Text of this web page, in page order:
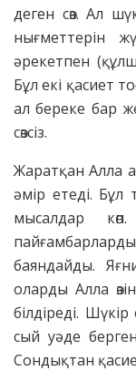
деген сөз. Ал
нығметтерін
әрекетпен
Бұл екі қасиет
ал береке бар
сөзсіз.
Жаратқан Алла
әмір етеді. Бұл
мысалдар
баяндайды.
оларды Алла
білдіреді.
сый уәде
Сондықтан